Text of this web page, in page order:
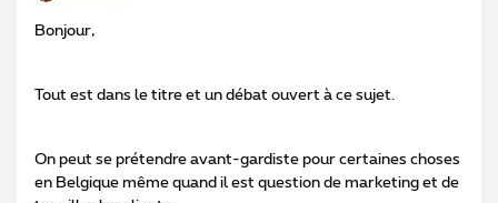
Bonjour,
Tout est dans le titre et un débat ouvert à ce sujet.
On peut se prétendre avant-gardiste pour certaines choses
en Belgique même quand il est question de marketing et de